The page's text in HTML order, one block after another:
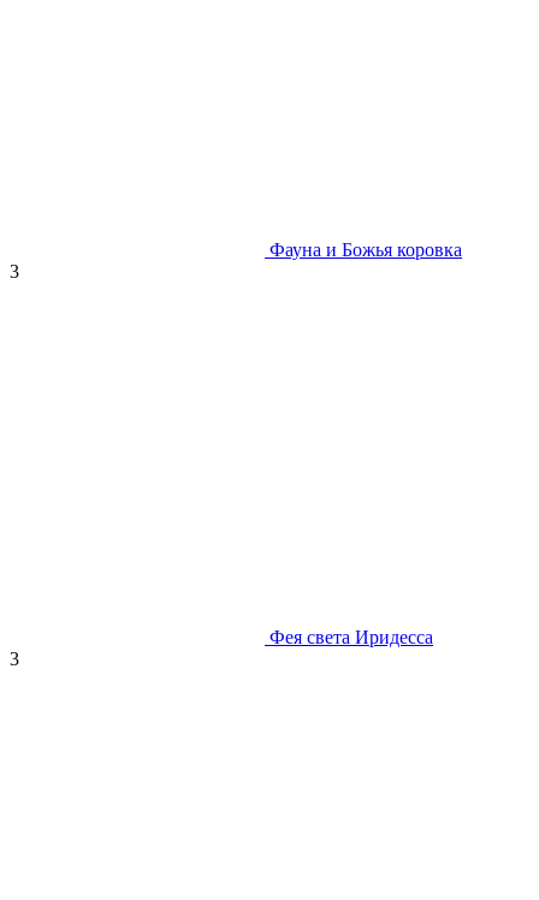
Фауна и Божья коровка
3
Фея света Иридесса
3